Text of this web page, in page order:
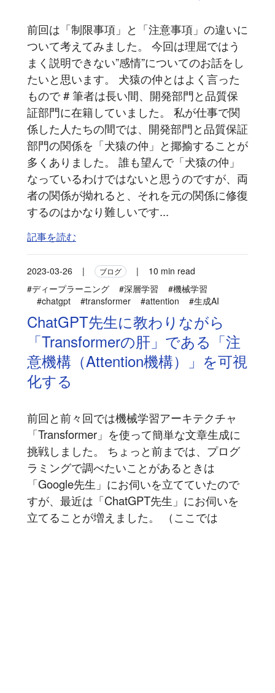
前回は「制限事項」と「注意事項」の違いに
ついて考えてみました。 今回は理屈ではう
まく説明できない”感情”についてのお話をし
たいと思います。 犬猿の仲とはよく言った
もので # 筆者は長い間、開発部門と品質保
証部門に在籍していました。 私が仕事で関
係した人たちの間では、開発部門と品質保証
部門の関係を「犬猿の仲」と揶揄することが
多くありました。 誰も望んで「犬猿の仲」
なっているわけではないと思うのですが、両
者の関係が拗れると、それを元の関係に修復
するのはかなり難しいです...
記事を読む
2023-03-26 | ブログ |
10 min read
#ディープラーニング
#深層学習
#機械学習
#chatgpt
#transformer #attention #生成AI
ChatGPT先生に教わりながら
「Transformerの肝」である「注
意機構（Attention機構）」を可視
化する
前回と前々回では機械学習アーキテクチャ
「Transformer」を使って簡単な文章生成に
挑戦しました。 ちょっと前までは、プログ
ラミングで調べたいことがあるときは
「Google先生」にお伺いを立てていたので
すが、最近は「ChatGPT先生」にお伺いを
立てることが増えました。 （ここでは